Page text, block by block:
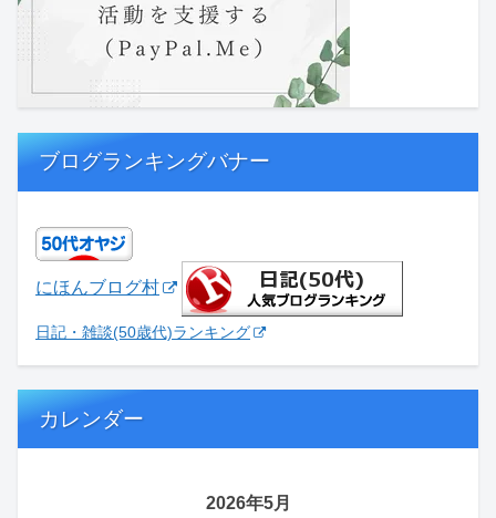
ブログランキングバナー
にほんブログ村
日記・雑談(50歳代)ランキング
カレンダー
2026年5月